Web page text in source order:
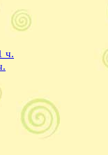
ч.